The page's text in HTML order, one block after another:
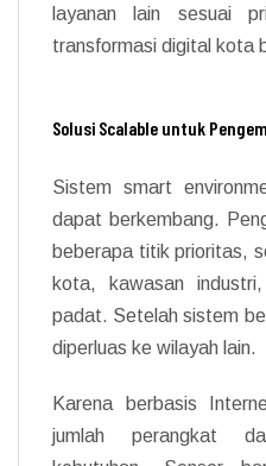
layanan lain sesuai
transformasi digital kota
Solusi Scalable untuk
Sistem smart
dapat berkembang.
beberapa titik prioritas,
kota, kawasan
padat. Setelah sistem
diperluas ke wilayah lain.
Karena berbasis
jumlah perangkat